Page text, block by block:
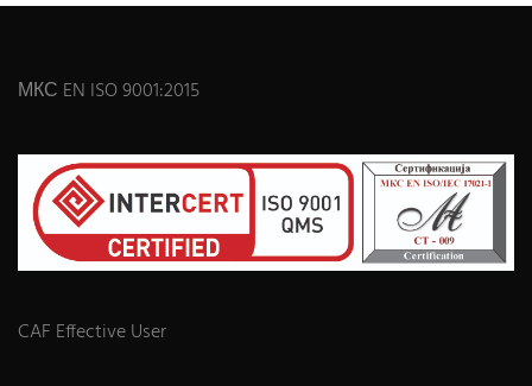
МКС EN ISO 9001:2015
CAF Effective User